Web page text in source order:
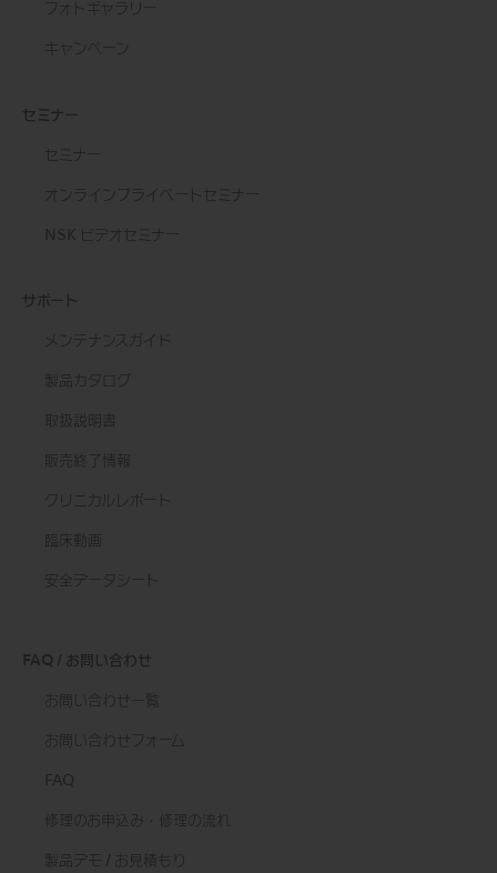
フォトギャラリー
キャンペーン
セミナー
セミナー
オンラインプライベートセミナー
NSK ビデオセミナー
サポート
メンテナンスガイド
製品カタログ
取扱説明書
販売終了情報
クリニカルレポート
臨床動画
安全データシート
FAQ / お問い合わせ
お問い合わせ一覧
お問い合わせフォーム
FAQ
修理のお申込み・修理の流れ
製品デモ / お見積もり